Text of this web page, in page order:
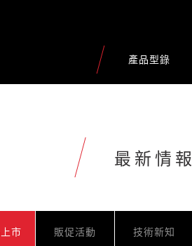
產品型錄
最新情報
市 販促活動 技術新知